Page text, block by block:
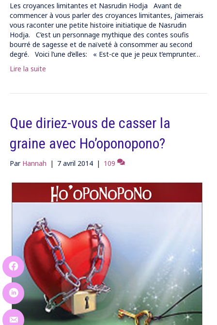
Les croyances limitantes et Nasrudin Hodja Avant de
commencer à vous parler des croyances limitantes, j’aimerais
vous raconter une petite histoire initiatique de Nasrudin
Hodja. C’est un personnage mythique des contes soufis
bourré de sagesse et de naïveté à consommer au second
degré. Voici l’une d’elles: « Est-ce que je peux t’emprunter…
Lire la suite
Que diriez-vous de casser la
graine avec Ho’oponopono?
Par Hannah | 7 avril 2014 | 109